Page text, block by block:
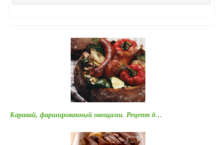
Каравай, фаршированный овощами. Рецепт д…